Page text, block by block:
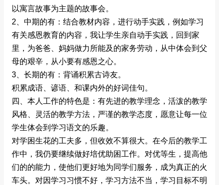
以寓言故事为主题的故事会。
2、中期的有：结合教材内容，进行动手实践，例如学习
有关感恩教育的内容，我让学生亲自动手实践，回到家
里，为爸爸、妈妈做力所能及的家务劳动，从中体会到父
母的艰辛，从小要有感恩之心。
3、长期的有：背诵积累古诗友。
积累成语、谚语、和课内外的好词佳句。
四、本人工作的特色是：有先进的教学理念，活泼的教学
风格、灵活的教学方法，严谨的教学态度，愿意让每一位
学生体会到学习语文的乐趣。
对学困生花的工夫多，但收效不算很大。在今后的教学工
作中，我仍要继续做好培优助困工作。对优等生，提高他
们的的能力，使他们更好地为同学们服务，成为真正的火
车头。对因学习习惯不好，学习方法不当，学习目标不明